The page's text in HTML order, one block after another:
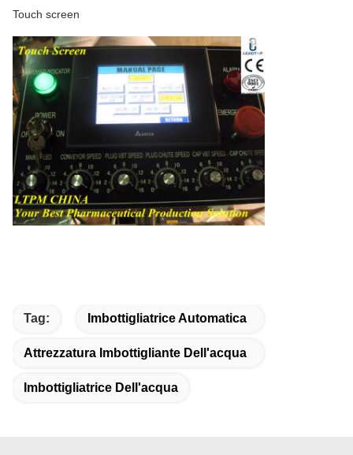
Touch screen
Tag: Imbottigliatrice Automatica
Attrezzatura Imbottigliante Dell'acqua
Imbottigliatrice Dell'acqua